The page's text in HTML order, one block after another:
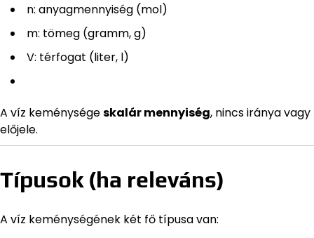
n: anyagmennyiség (mol)
m: tömeg (gramm, g)
V: térfogat (liter, l)
A víz keménységeskalár mennyiség, nincs iránya vagy
előjele.
Típusok (ha releváns)
A víz keménységének két fő típusa van: